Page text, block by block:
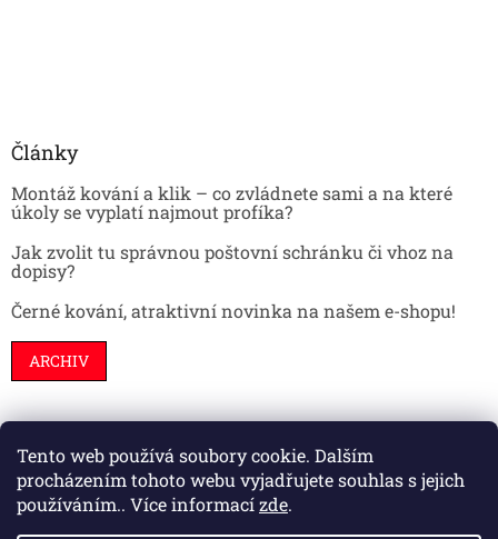
Tento web používá soubory cookie. Dalším
procházením tohoto webu vyjadřujete souhlas s jejich
používáním.. Více informacízde.
Články
Montáž kování a klik – co zvládnete sami a na které
úkoly se vyplatí najmout profíka?
Jak zvolit tu správnou poštovní schránku či vhoz na
dopisy?
Černé kování, atraktivní novinka na našem e-shopu!
ARCHIV
Stavební pouzdra Interiéry Dveře